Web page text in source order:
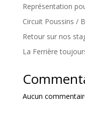
Représentation
Circuit Poussins /
Retour sur nos
La Ferrière
Aucun